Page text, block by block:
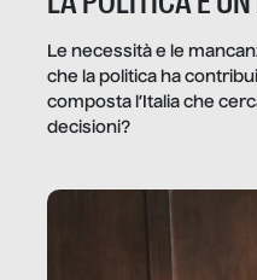
Le necessità e le
che la politica ha
composta l’Italia che
decisioni?